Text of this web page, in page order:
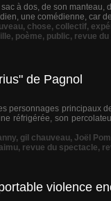
à dos, de son
une comédienne, car
, chose, collectif,
, poème, public, revue
de Pagnol
personnages principaux
réfrigérée, son
, gil chauveau, Joël
, revue du spectacle,
violence